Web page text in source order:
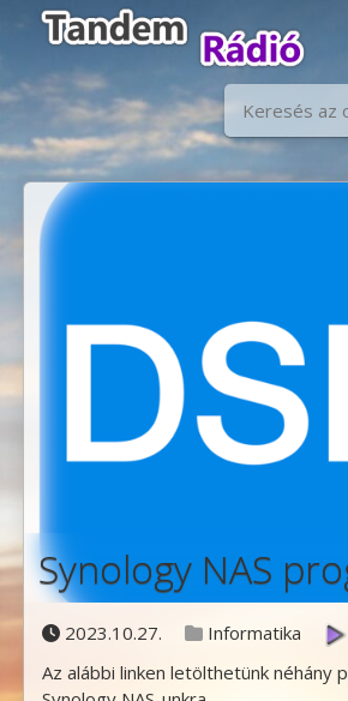
Synology NAS
Posted on
2023.10.27. Posted in
Informatika
Az alábbi linken letölthetünk néhány